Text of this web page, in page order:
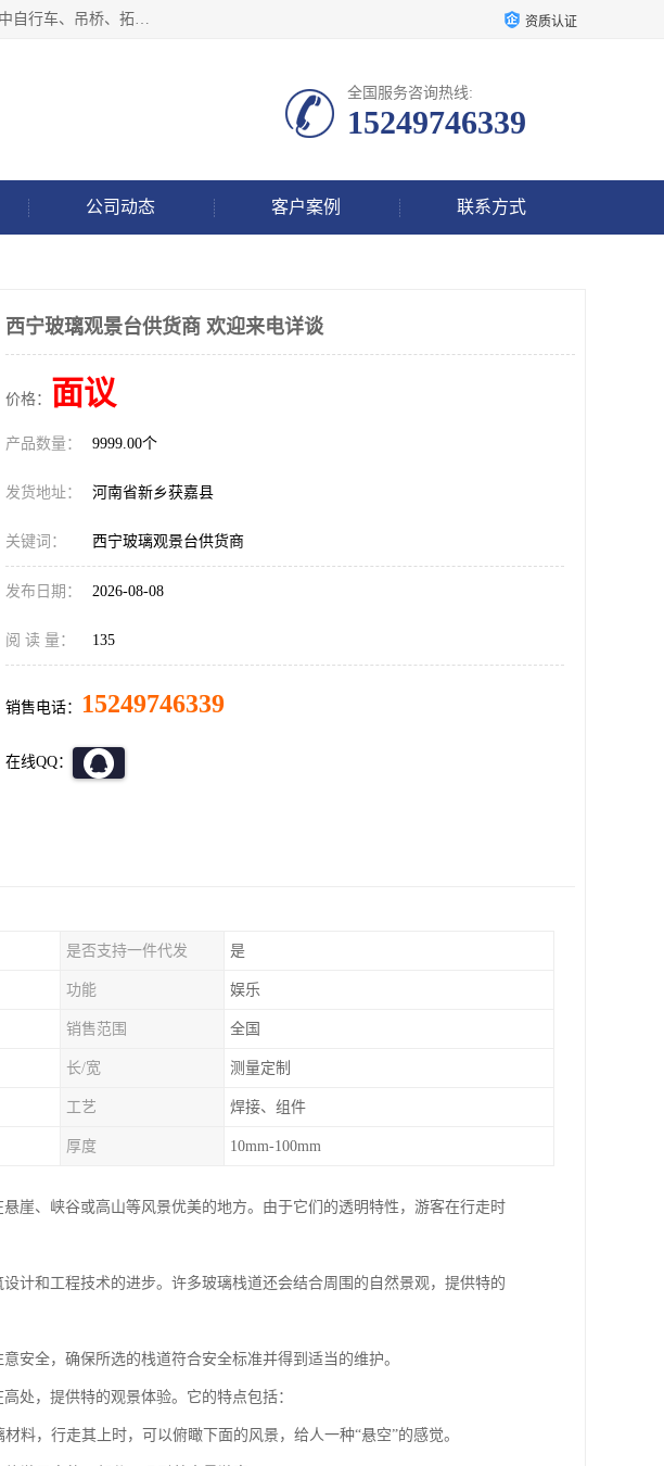
新乡市鑫豫游乐设备有限公司成立于2018年，注册地位于河南省。经营范围包括游乐设备、滑索、滑道、空中自行车、吊桥、拓展器材、攀岩器材、趣桥、悬崖秋千、网红桥、儿童乐园设备、水上乐园设备、丛林穿越设备、音乐呐喊设备、轨道滑车、栈道、玻璃滑道、观景平台、景观包装的设计、制造、销售、安装、维修，景区策划服务。 资质认证
全国服务咨询热线:
15249746339
公司动态 客户案例 联系方式
西宁玻璃观景台供货商 欢迎来电详谈
价格： 面议
产品数量： 9999.00个
发货地址： 河南省新乡获嘉县
关键词： 西宁玻璃观景台供货商
发布日期： 2026-08-08
阅 读 量： 135
销售电话： 15249746339
在线QQ：
是否支持一件代发 是
功能 娱乐
销售范围 全国
长/宽 测量定制
工艺 焊接、组件
厚度 10mm-100mm
崖、峡谷或高山等风景优美的地方。由于它们的透明特性，游客在行走时
计和工程技术的进步。许多玻璃栈道还会结合周围的自然景观，提供特的
安全，确保所选的栈道符合安全标准并得到适当的维护。
处，提供特的观景体验。它的特点包括：
料，行走其上时，可以俯瞰下面的风景，给人一种“悬空”的感觉。